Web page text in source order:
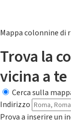
Mappa colonnine di
Trova la
vicina a te
Cerca sulla
Indirizzo
Prova a inserire un